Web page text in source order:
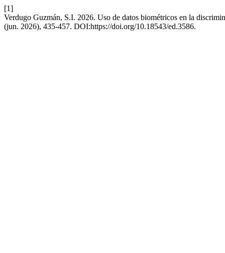
[1]
Verdugo Guzmán, S.I. 2026. Uso de datos biométricos en la
(jun. 2026), 435-457. DOI:https://doi.org/10.18543/ed.3586.